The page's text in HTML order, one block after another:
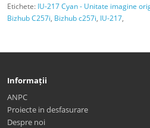
Etichete: IU-217 Cyan - Unitate imagine
Bizhub C257i, Bizhub c257i, IU-217,
Informații
ANPC
Proiecte in desfasurare
Despre noi